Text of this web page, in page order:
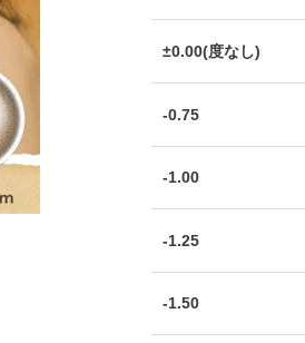
±0.00(度なし)
-0.75
-1.00
-1.25
-1.50